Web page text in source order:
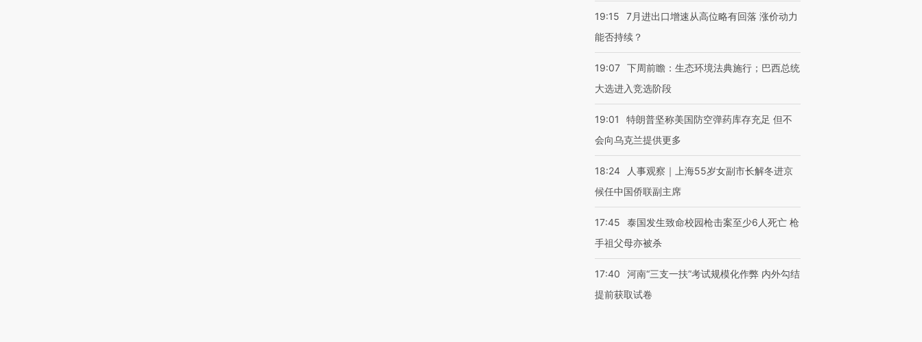
19:15
7月进出口增速从高位略有回落 涨价动力
能否持续？
19:07 下周前瞻：生态环境法典施行；巴西总统
大选进入竞选阶段
19:01
特朗普坚称美国防空弹药库存充足 但不
会向乌克兰提供更多
18:24
人事观察｜上海55岁女副市长解冬进京
候任中国侨联副主席
17:45
泰国发生致命校园枪击案至少6人死亡 枪
手祖父母亦被杀
17:40
河南“三支一扶”考试规模化作弊 内外勾结
提前获取试卷